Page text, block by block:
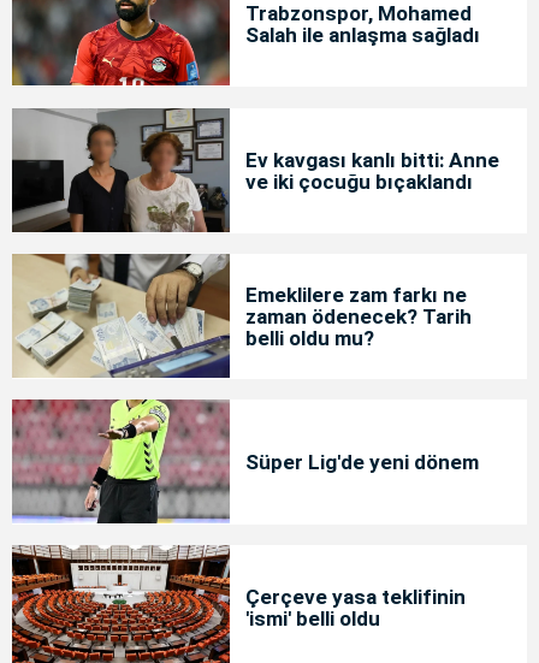
Trabzonspor, Mohamed
Salah ile anlaşma sağladı
Ev kavgası kanlı bitti: Anne
ve iki çocuğu bıçaklandı
Emeklilere zam farkı ne
zaman ödenecek? Tarih
belli oldu mu?
Süper Lig'de yeni dönem
Çerçeve yasa teklifinin
'ismi' belli oldu